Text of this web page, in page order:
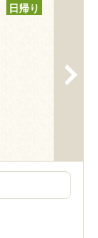
日帰り